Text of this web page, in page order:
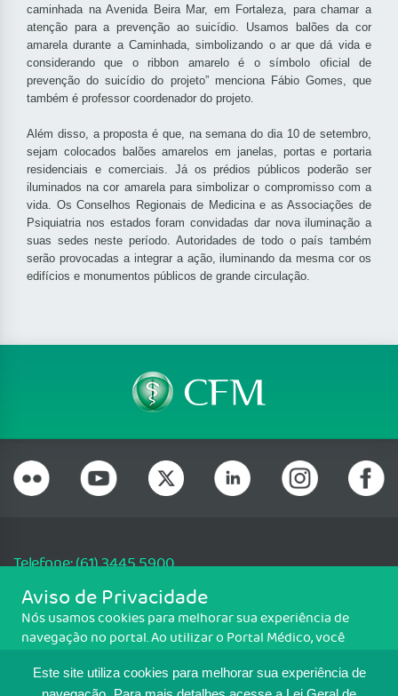
Este site utiliza cookies para melhorar sua experiência de
caminhada na Avenida Beira Mar, em Fortaleza, para chamar a
atenção para a prevenção ao suicídio. Usamos balões da cor
amarela durante a Caminhada, simbolizando o ar que dá vida e
considerando que o ribbon amarelo é o símbolo oficial de
prevenção do suicídio do projeto” menciona Fábio Gomes, que
também é professor coordenador do projeto.
Além disso, a proposta é que, na semana do dia 10 de setembro,
sejam colocados balões amarelos em janelas, portas e portaria
residenciais e comerciais. Já os prédios públicos poderão ser
iluminados na cor amarela para simbolizar o compromisso com a
vida. Os Conselhos Regionais de Medicina e as Associações de
Psiquiatria nos estados foram convidadas dar nova iluminação a
suas sedes neste período. Autoridades de todo o país também
serão provocadas a integrar a ação, iluminando da mesma cor os
edifícios e monumentos públicos de grande circulação.
Telefone: (61) 3445 5900
Email: cfm@portalmedico.org.br
SGAS 616, Conjunto D, Lote 115, L2 Sul, Brasília/DF - CEP: 70200-760 -
CNPJ: 33.583.550/0001-30
Aviso de Privacidade
Nós usamos cookies para melhorar sua experiência de
navegação no portal. Ao utilizar o Portal Médico, você
Para ter mais informações sobre como isso é feito, acesse